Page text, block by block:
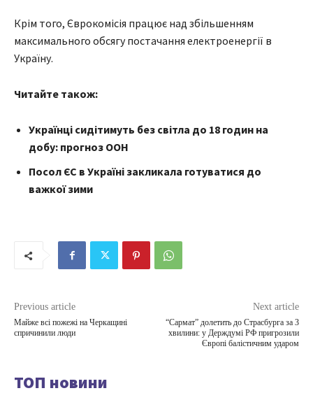
Крім того, Єврокомісія працює над збільшенням
максимального обсягу постачання електроенергії в
Україну.
Читайте також:
Українці сидітимуть без світла до 18 годин на
добу: прогноз ООН
Посол ЄС в Україні закликала готуватися до
важкої зими
Previous article
Майже всі пожежі на Черкащині
спричинили люди
Next article
“Сармат” долетить до Страсбурга за 3
хвилини: у Держдумі РФ пригрозили
Європі балістичним ударом
ТОП новини